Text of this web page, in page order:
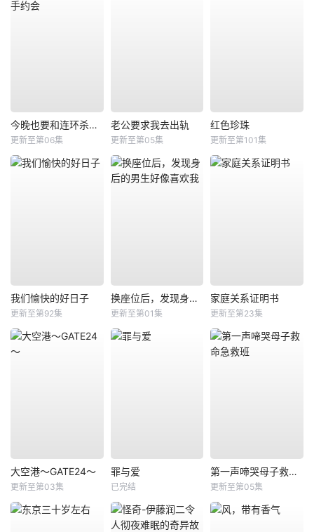
今晚也要和连环杀手约会
更新至第06集
老公要求我去出轨
更新至第05集
红色珍珠
更新至第101集
我们愉快的好日子
更新至第92集
换座位后，发现身后的男生好像喜欢我
更新至第01集
家庭关系证明书
更新至第23集
大空港～GATE24～
更新至第03集
罪与爱
已完结
第一声啼哭母子救命急救班
更新至第05集